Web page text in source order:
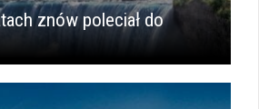
znów poleciał do